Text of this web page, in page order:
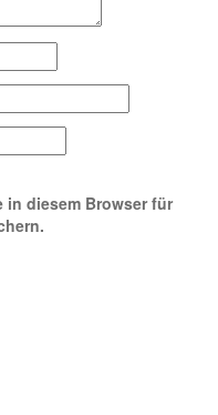
in diesem Browser für